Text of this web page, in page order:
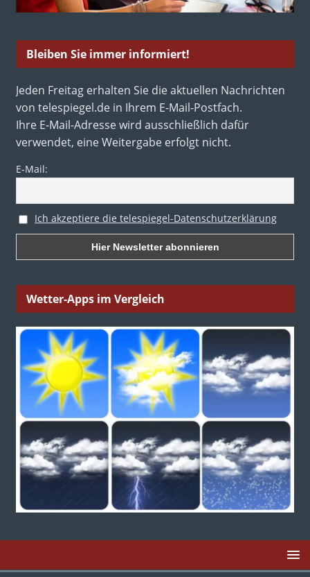
Bleiben Sie immer informiert!
Jeden Freitag erhalten Sie die aktuellen Nachrichten
von telespiegel.de in Ihrem E-Mail-Postfach.
Ihre E-Mail-Adresse wird ausschließlich dafür
verwendet, eine Weitergabe erfolgt nicht.
E-Mail:
Ich akzeptiere die telespiegel-Datenschutzerklärung
Wetter-Apps im Vergleich